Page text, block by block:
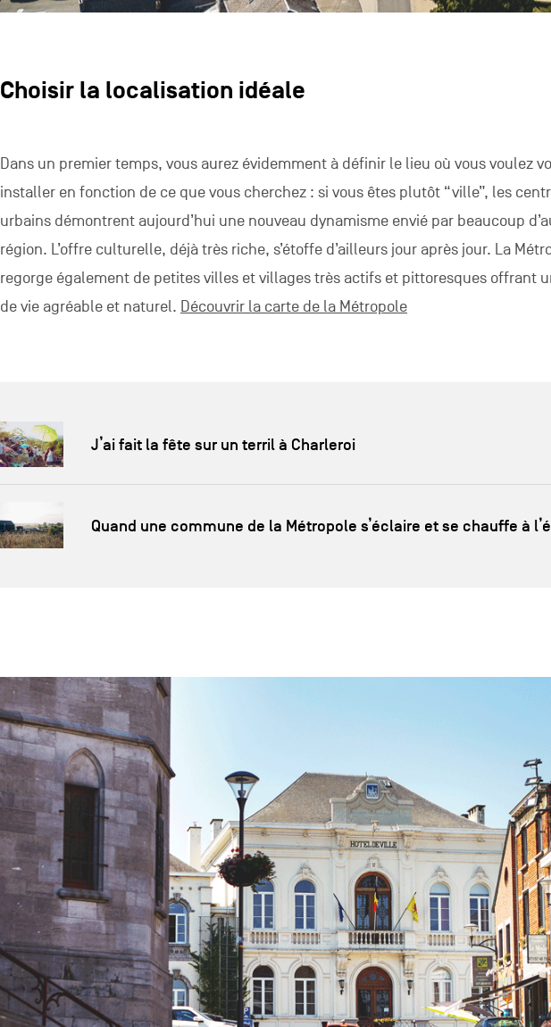
Choisir la localisation idéale
Dans un premier temps, vous aurez évidemment à définir le lieu où vous voulez
installer en fonction de ce que vous cherchez : si vous êtes plutôt “ville”, les
urbains démontrent aujourd’hui une nouveau dynamisme envié par beaucoup
région. L’offre culturelle, déjà très riche, s’étoffe d’ailleurs jour après jour. La
regorge également de petites villes et villages très actifs et pittoresques offrant
de vie agréable et naturel. Découvrir la carte de la Métropole
J’ai fait la fête sur un terril à Charleroi
Quand une commune de la Métropole s’éclaire et se chauffe à